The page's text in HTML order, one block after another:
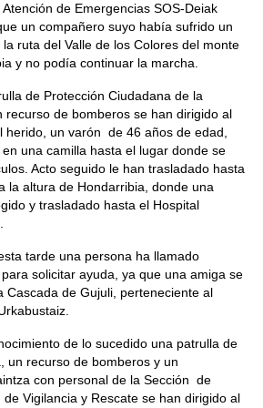
de Emergencias SOS-Deiak
un compañero suyo había sufrido un
ruta del Valle de los Colores del monte
y no podía continuar la marcha.
de Protección Ciudadana de la
recurso de bomberos se han dirigido al
herido, un varón de 46 años de edad,
una camilla hasta el lugar donde se
Acto seguido le han trasladado hasta
la altura de Hondarribia, donde una
y trasladado hasta el Hospital
tarde una persona ha llamado
solicitar ayuda, ya que una amiga se
Cascada de Gujuli, perteneciente al
de lo sucedido una patrulla de
un recurso de bomberos y un
con personal de la Sección de
Vigilancia y Rescate se han dirigido al